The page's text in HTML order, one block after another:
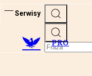
Serwisy
PRO